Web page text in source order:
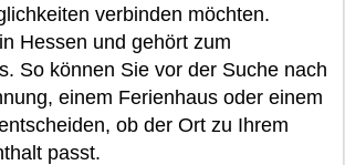
verbinden möchten.
Hessen und gehört zum
So können Sie vor der Suche nach
einem Ferienhaus oder einem
ob der Ort zu Ihrem
passt.